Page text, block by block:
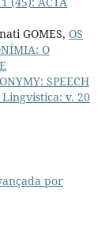
GOMES, OS
O
SPEECH
v. 20
por